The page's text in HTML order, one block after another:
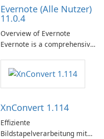
Evernote (Alle Nutzer)
11.0.4
Overview of Evernote
Evernote is a comprehensive
software designed to help
users capture, organize, and
access information across
XnConvert 1.114
Effiziente
Bildstapelverarbeitung mit